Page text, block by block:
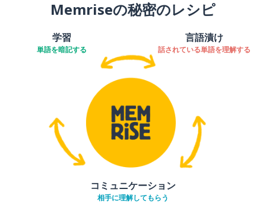
Memriseの秘密のレシピ
学習
単語を暗記する
言語漬け
話されている単語を理解する
コミュニケーション
相手に理解してもらう